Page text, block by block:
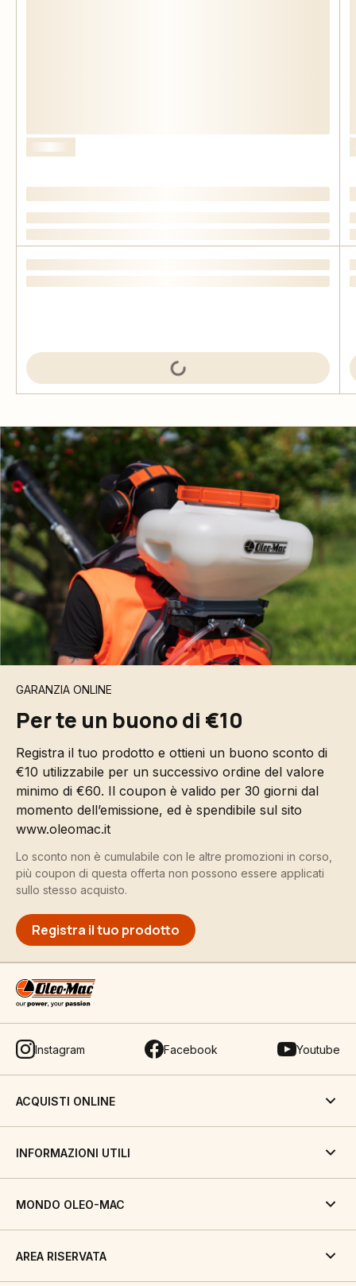
GARANZIA ONLINE
Per te un buono di €10
Registra il tuo prodotto e ottieni un buono sconto di
€10 utilizzabile per un successivo ordine del valore
minimo di €60. Il coupon è valido per 30 giorni dal
momento dell’emissione, ed è spendibile sul sito
www.oleomac.it
Lo sconto non è cumulabile con le altre promozioni in corso,
più coupon di questa offerta non possono essere applicati
sullo stesso acquisto.
Registra il tuo prodotto
Instagram Facebook Youtube
ACQUISTI ONLINE
INFORMAZIONI UTILI
MONDO OLEO-MAC
AREA RISERVATA